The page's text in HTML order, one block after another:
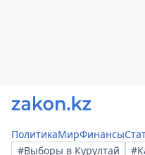
ПолитикаМирФинансы
#Выборы в Курултай